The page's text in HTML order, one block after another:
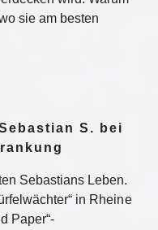
sie am besten
S. bei
Sebastians Leben.
in Rheine
Paper“-